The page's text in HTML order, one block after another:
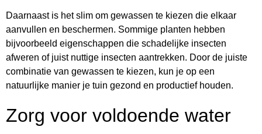
Daarnaast is het slim om gewassen te kiezen die elkaar
aanvullen en beschermen. Sommige planten hebben
bijvoorbeeld eigenschappen die schadelijke insecten
afweren of juist nuttige insecten aantrekken. Door de juiste
combinatie van gewassen te kiezen, kun je op een
natuurlijke manier je tuin gezond en productief houden.
Zorg voor voldoende water